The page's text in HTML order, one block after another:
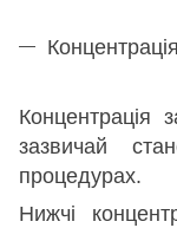
Концентрація
зазвичай
процедурах.
Нижчі